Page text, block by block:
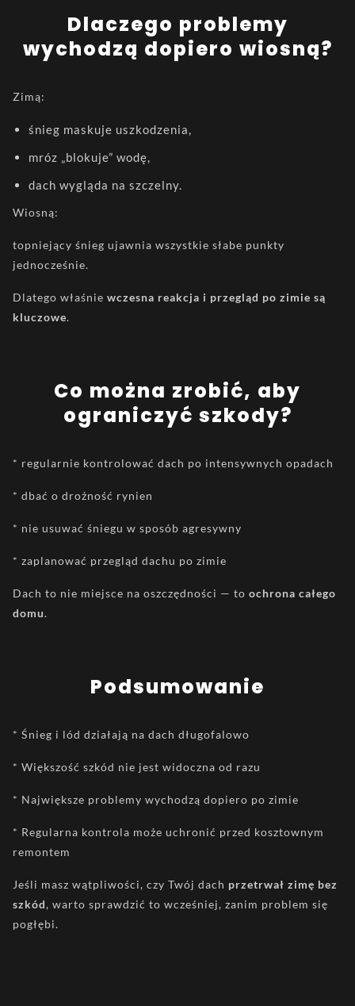
Dlaczego problemy
wychodzą dopiero wiosną?
Zimą:
śnieg maskuje uszkodzenia,
mróz „blokuje” wodę,
dach wygląda na szczelny.
Wiosną:
topniejący śnieg ujawnia wszystkie słabe punkty
jednocześnie.
Dlatego właśnie wczesna reakcja i przegląd po zimie są
kluczowe.
Co można zrobić, aby
ograniczyć szkody?
* regularnie kontrolować dach po intensywnych opadach
* dbać o drożność rynien
* nie usuwać śniegu w sposób agresywny
* zaplanować przegląd dachu po zimie
Dach to nie miejsce na oszczędności — to ochrona całego
domu.
Podsumowanie
* Śnieg i lód działają na dach długofalowo
* Większość szkód nie jest widoczna od razu
* Największe problemy wychodzą dopiero po zimie
* Regularna kontrola może uchronić przed kosztownym
remontem
Jeśli masz wątpliwości, czy Twój dach przetrwał zimę bez
szkód, warto sprawdzić to wcześniej, zanim problem się
pogłębi.